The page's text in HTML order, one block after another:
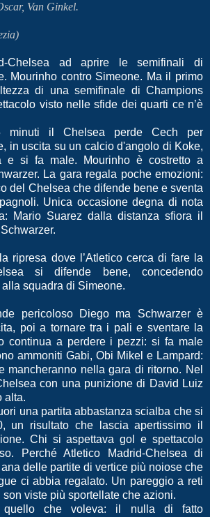
Van Ginkel.
Chelsea ad aprire le semifinali di
Mourinho contro Simeone. Ma il primo
di una semifinale di Champions
visto nelle sfide dei quarti ce n’è
minuti il Chelsea perde Cech per
in uscita su un calcio d'angolo di Koke,
e si fa male. Mourinho è costretto a
La gara regala poche emozioni:
del Chelsea che difende bene e sventa
Unica occasione degna di nota
Mario Suarez dalla distanza sfiora il
ripresa dove l’Atletico cerca di fare la
si difende bene, concedendo
squadra di Simeone.
pericoloso Diego ma Schwarzer è
poi a tornare tra i pali e sventare la
continua a perdere i pezzi: si fa male
ammoniti Gabi, Obi Mikel e Lampard:
mancheranno nella gara di ritorno. Nel
con una punizione di David Luiz
alta.
una partita abbastanza scialba che si
un risultato che lascia apertissimo il
Chi si aspettava gol e spettacolo
Perché Atletico Madrid-Chelsea di
delle partite di vertice più noiose che
ci abbia regalato. Un pareggio a reti
viste più sportellate che azioni.
quello che voleva: il nulla di fatto